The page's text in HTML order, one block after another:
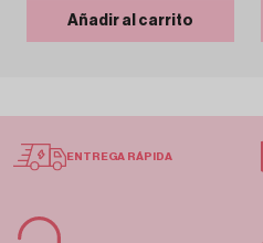
Añadir al carrito
ENTREGA RÁPIDA